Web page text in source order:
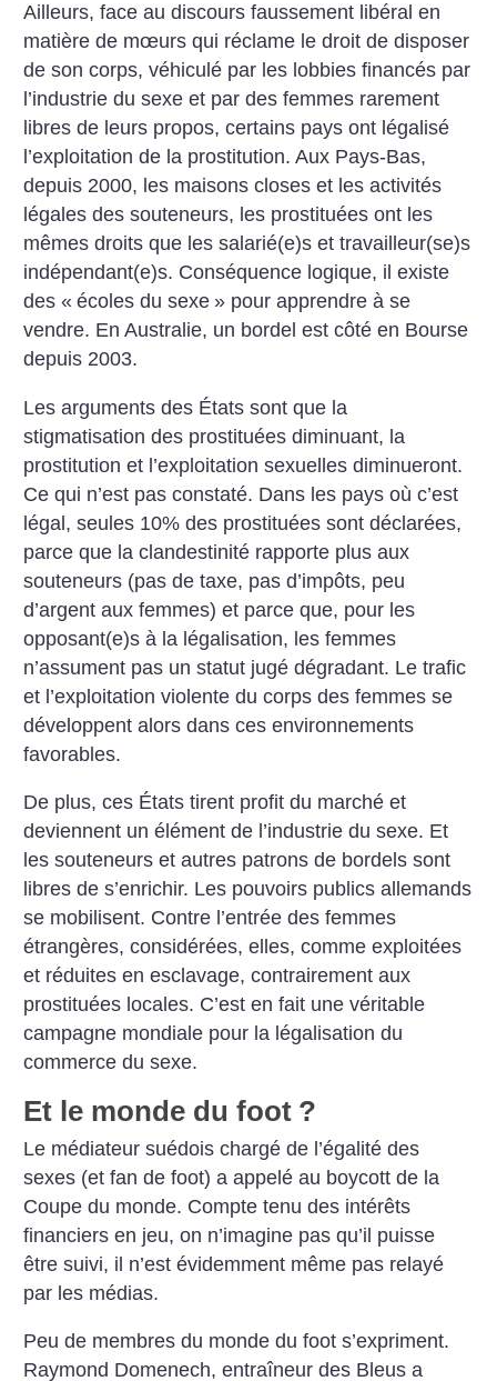
Ailleurs, face au discours faussement libéral en
matière de mœurs qui réclame le droit de disposer
de son corps, véhiculé par les lobbies financés par
l’industrie du sexe et par des femmes rarement
libres de leurs propos, certains pays ont légalisé
l’exploitation de la prostitution. Aux Pays-Bas,
depuis 2000, les maisons closes et les activités
légales des souteneurs, les prostituées ont les
mêmes droits que les salarié(e)s et travailleur(se)s
indépendant(e)s. Conséquence logique, il existe
des « écoles du sexe » pour apprendre à se
vendre. En Australie, un bordel est côté en Bourse
depuis 2003.
Les arguments des États sont que la
stigmatisation des prostituées diminuant, la
prostitution et l’exploitation sexuelles diminueront.
Ce qui n’est pas constaté. Dans les pays où c’est
légal, seules 10% des prostituées sont déclarées,
parce que la clandestinité rapporte plus aux
souteneurs (pas de taxe, pas d’impôts, peu
d’argent aux femmes) et parce que, pour les
opposant(e)s à la légalisation, les femmes
n’assument pas un statut jugé dégradant. Le trafic
et l’exploitation violente du corps des femmes se
développent alors dans ces environnements
favorables.
De plus, ces États tirent profit du marché et
deviennent un élément de l’industrie du sexe. Et
les souteneurs et autres patrons de bordels sont
libres de s’enrichir. Les pouvoirs publics allemands
se mobilisent. Contre l’entrée des femmes
étrangères, considérées, elles, comme exploitées
et réduites en esclavage, contrairement aux
prostituées locales. C’est en fait une véritable
campagne mondiale pour la légalisation du
commerce du sexe.
Et le monde du foot ?
Le médiateur suédois chargé de l’égalité des
sexes (et fan de foot) a appelé au boycott de la
Coupe du monde. Compte tenu des intérêts
financiers en jeu, on n’imagine pas qu’il puisse
être suivi, il n’est évidemment même pas relayé
par les médias.
Peu de membres du monde du foot s’expriment.
Raymond Domenech, entraîneur des Bleus a